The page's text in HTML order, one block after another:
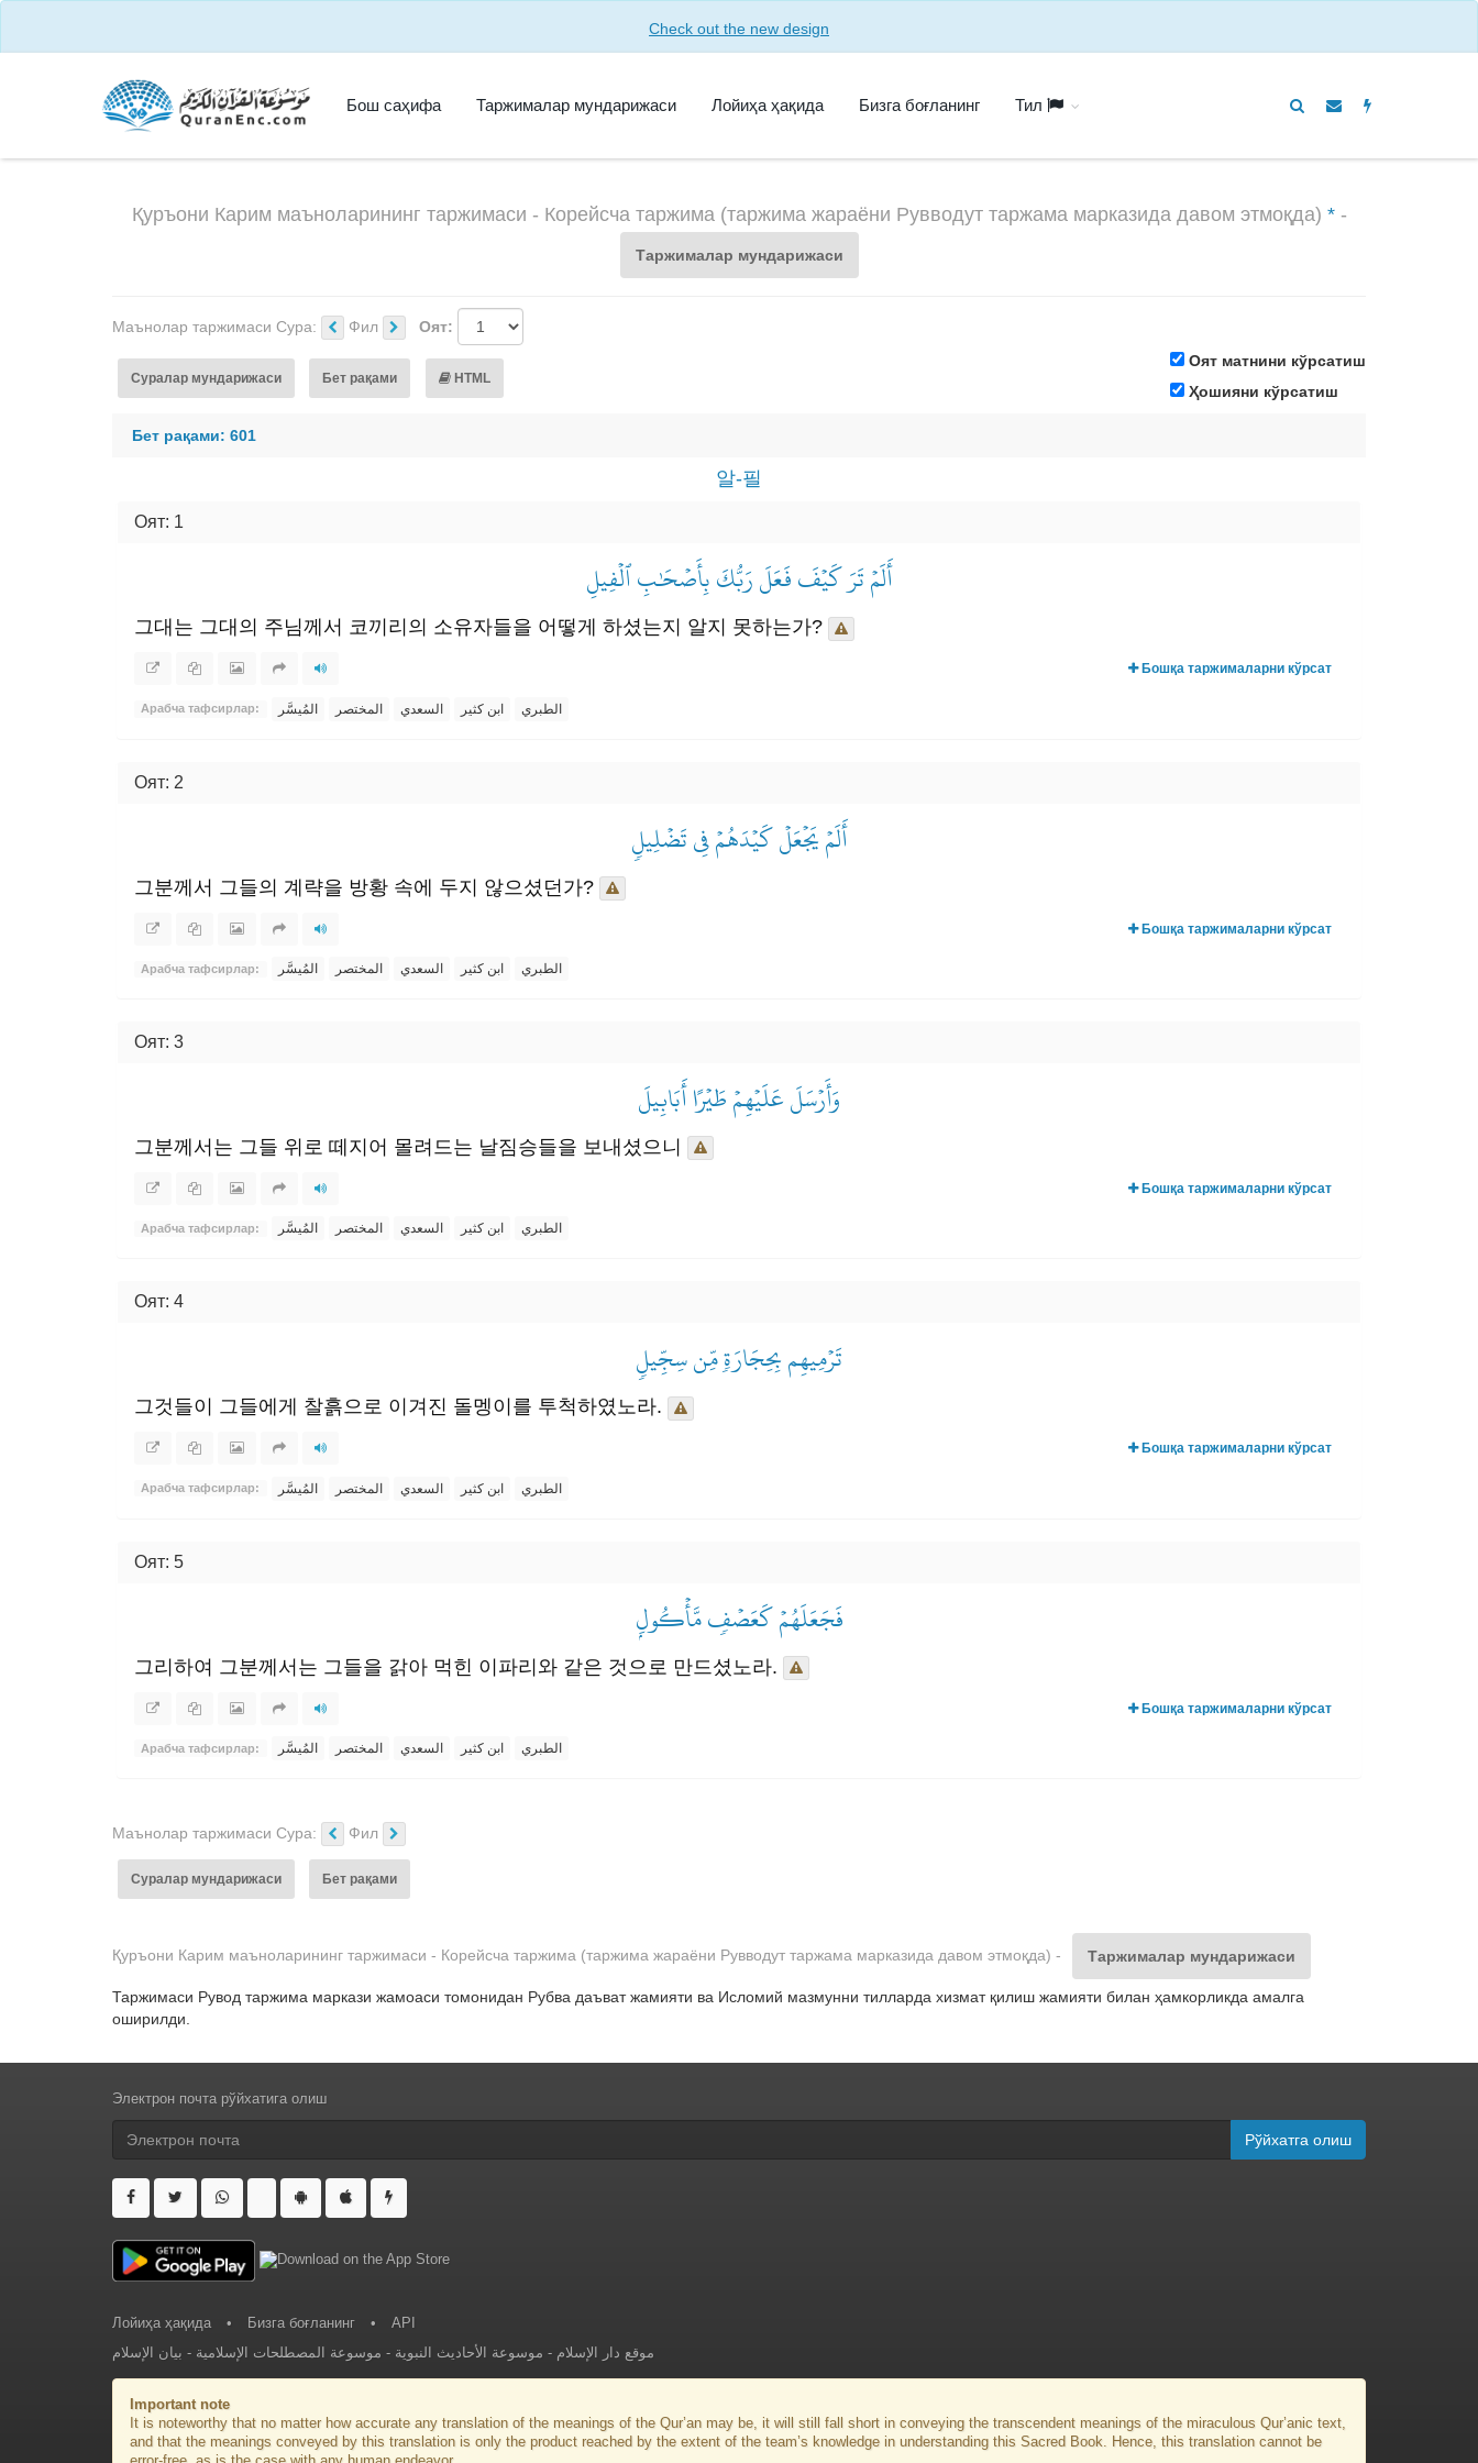
Check out the new design
Бош саҳифа Таржималар мундарижаси Лойиҳа ҳақида Бизга боғланинг Тил
Қуръони Карим маъноларининг таржимаси - Корейсча таржима (таржима жараёни Рувводут таржама марказида давом этмоқда) *-
Таржималар мундарижаси
Маънолар таржимаси Сура: Фил Оят:
Суралар мундарижаси Бет рақами HTML
Оят матнини кўрсатиш
Ҳошияни кўрсатиш
Бет рақами: 601
알-필
Оят: 1
أَلَمۡ تَرَ كَيۡفَ فَعَلَ رَبُّكَ بِأَصۡحَٰبِ ٱلۡفِيلِ
그대는 그대의 주님께서 코끼리의 소유자들을 어떻게 하셨는지 알지 못하는가?
Бошқа таржималарни кўрсат
Арабча тафсирлар: المُيسَّر المختصر السعدي ابن كثير الطبري
Оят: 2
أَلَمۡ يَجۡعَلۡ كَيۡدَهُمۡ فِي تَضۡلِيلٖ
그분께서 그들의 계략을 방황 속에 두지 않으셨던가?
Бошқа таржималарни кўрсат
Арабча тафсирлар: المُيسَّر المختصر السعدي ابن كثير الطبري
Оят: 3
وَأَرۡسَلَ عَلَيۡهِمۡ طَيۡرًا أَبَابِيلَ
그분께서는 그들 위로 떼지어 몰려드는 날짐승들을 보내셨으니
Бошқа таржималарни кўрсат
Арабча тафсирлар: المُيسَّر المختصر السعدي ابن كثير الطبري
Оят: 4
تَرۡمِيهِم بِحِجَارَةٖ مِّن سِجِّيلٖ
그것들이 그들에게 찰흙으로 이겨진 돌멩이를 투척하였노라.
Бошқа таржималарни кўрсат
Арабча тафсирлар: المُيسَّر المختصر السعدي ابن كثير الطبري
Оят: 5
فَجَعَلَهُمۡ كَعَصۡفٖ مَّأۡكُولِۭ
그리하여 그분께서는 그들을 갉아 먹힌 이파리와 같은 것으로 만드셨노라.
Бошқа таржималарни кўрсат
Арабча тафсирлар: المُيسَّر المختصر السعدي ابن كثير الطبري
Маънолар таржимаси Сура: Фил
Суралар мундарижаси Бет рақами
Қуръони Карим маъноларининг таржимаси - Корейсча таржима (таржима жараёни Рувводут таржама марказида давом этмоқда) - Таржималар мундарижаси
Таржимаси Рувод таржима маркази жамоаси томонидан Рубва даъват жамияти ва Исломий мазмунни тилларда хизмат қилиш жамияти билан ҳамкорликда амалга
оширилди.
Электрон почта рўйхатига олиш
Рўйхатга олиш
Лойиҳа ҳақида • Бизга боғланинг •
API
موقع دار الإسلام - موسوعة الأحاديث النبوية - موسوعة المصطلحات الإسلامية - بيان الإسلام
Important note
It is noteworthy that no matter how accurate any translation of the meanings of the Qur’an may be, it will still fall short in conveying the transcendent meanings of the miraculous Qur’anic text,
and that the meanings conveyed by this translation is only the product reached by the extent of the team’s knowledge in understanding this Sacred Book. Hence, this translation cannot be